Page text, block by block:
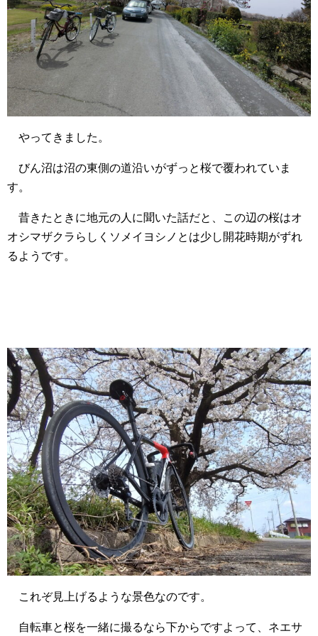
やってきました。
びん沼は沼の東側の道沿いがずっと桜で覆われていま
す。
昔きたときに地元の人に聞いた話だと、この辺の桜はオ
オシマザクラらしくソメイヨシノとは少し開花時期がずれ
るようです。
これぞ見上げるような景色なのです。
自転車と桜を一緒に撮るなら下からですよって、ネエサ